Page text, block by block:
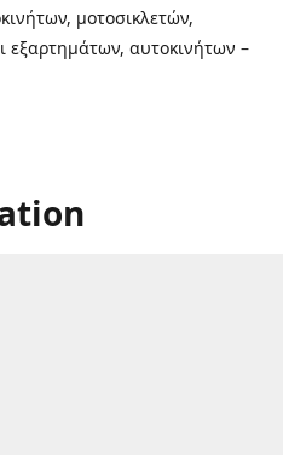
μοτοσικλετών,
εξαρτημάτων, αυτοκινήτων –